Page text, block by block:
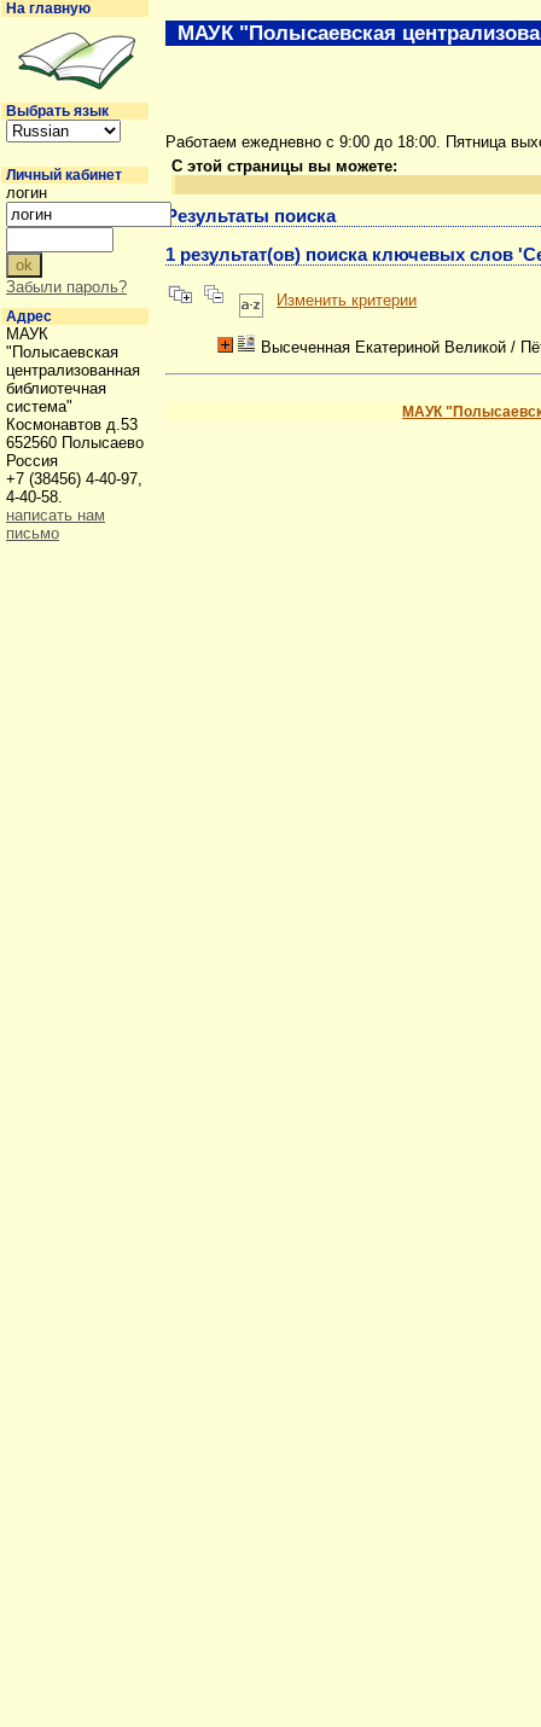
Работаем ежедневно с 9:00 до 18:00. Пятница
С этой страницы вы можете:
Результаты поиска
1 результат(ов) поиска ключевых слов
Изменить критерии
Высеченная Екатериной Великой /
МАУК
МАУК "Полысаевская
На главную
Выбрать язык
Личный кабинет
логин
Забыли пароль?
Адрес
МАУК
"Полысаевская
централизованная
библиотечная
система"
Космонавтов д.53
652560 Полысаево
Россия
+7 (38456) 4-40-97,
4-40-58.
написать нам
письмо